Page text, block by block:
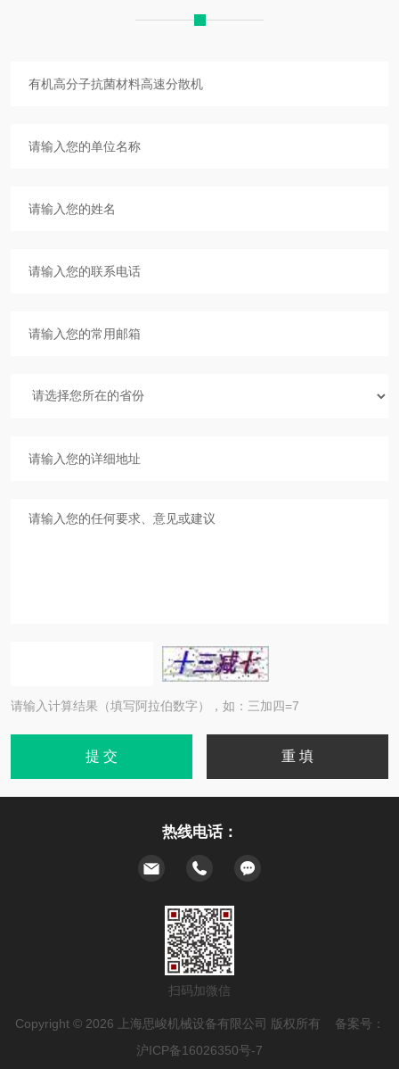
请输入计算结果（填写阿拉伯数字），如：三加四=7
热线电话：
扫码加微信
Copyright © 2026 上海思峻机械设备有限公司 版权所有 备案号：
沪ICP备16026350号-7